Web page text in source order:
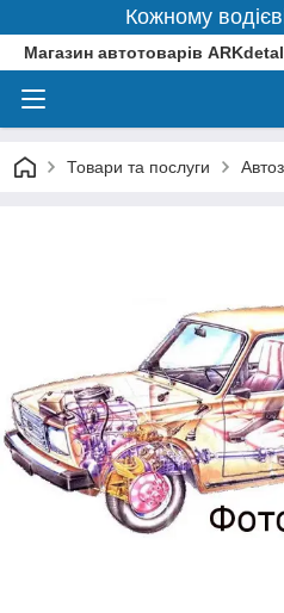
Кожному
Магазин автотоварів
Товари та послуги